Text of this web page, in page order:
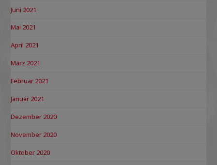
Juni 2021
Mai 2021
April 2021
März 2021
Februar 2021
Januar 2021
Dezember 2020
November 2020
Oktober 2020